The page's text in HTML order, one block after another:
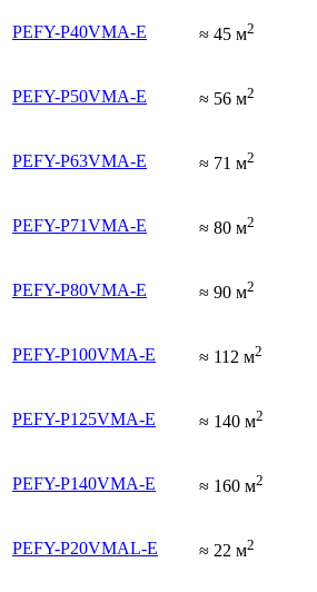
PEFY-P40VMA-E ≈ 45 м2
PEFY-P50VMA-E ≈ 56 м2
PEFY-P63VMA-E ≈ 71 м2
PEFY-P71VMA-E ≈ 80 м2
PEFY-P80VMA-E ≈ 90 м2
PEFY-P100VMA-E ≈ 112 м2
PEFY-P125VMA-E ≈ 140 м2
PEFY-P140VMA-E ≈ 160 м2
PEFY-P20VMAL-E ≈ 22 м2